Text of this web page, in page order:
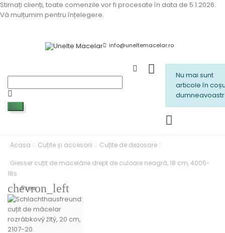
Stimați clienți, toate comenzile vor fi procesate în data de 5.1.2026.
Vă mulțumim pentru înțelegere.
info@uneltemacelar.ro
Nu mai sunt
articole în
Acasa Cuțite și accesorii Cuțite de dezosare
Giesser cuțit de macelărie drept de culoare neagră, 18 cm, 4005-
18s
chevron_left
Prev